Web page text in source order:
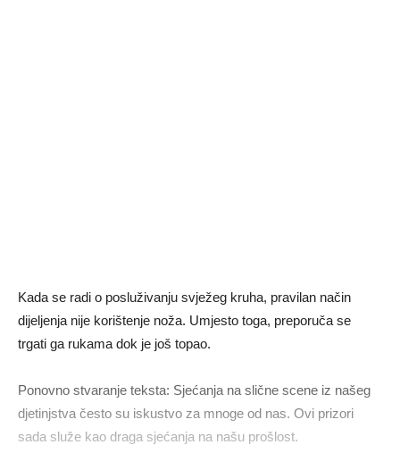
Kada se radi o posluživanju svježeg kruha, pravilan način
dijeljenja nije korištenje noža. Umjesto toga, preporuča se
trgati ga rukama dok je još topao.
Ponovno stvaranje teksta: Sjećanja na slične scene iz našeg
djetinjstva često su iskustvo za mnoge od nas. Ovi prizori
sada služe kao draga sjećanja na našu prošlost.